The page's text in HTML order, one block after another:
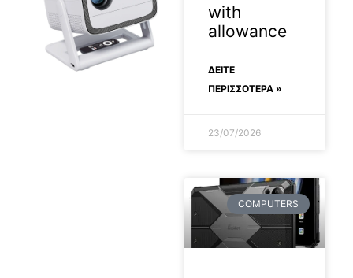
with
allowance
ΔΕΊΤΕ
ΠΕΡΙΣΣΟΤΕΡΑ »
23/07/2026
COMPUTERS